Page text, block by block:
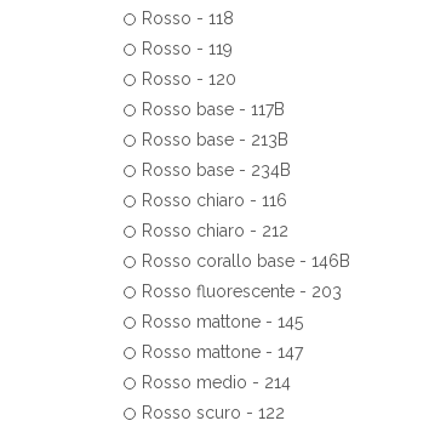
Rosso - 118
Rosso - 119
Rosso - 120
Rosso base - 117B
Rosso base - 213B
Rosso base - 234B
Rosso chiaro - 116
Rosso chiaro - 212
Rosso corallo base - 146B
Rosso fluorescente - 203
Rosso mattone - 145
Rosso mattone - 147
Rosso medio - 214
Rosso scuro - 122